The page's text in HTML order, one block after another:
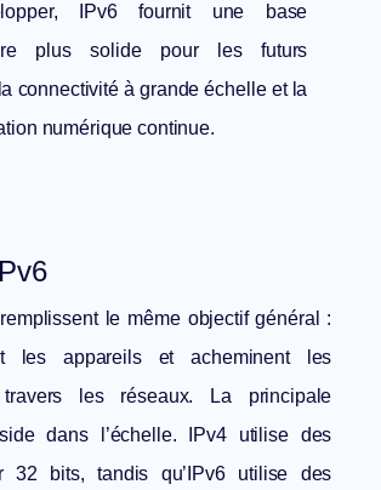
IPv6 fournit une base
plus solide pour les futurs
connectivité à grande échelle et la
numérique continue.
le même objectif général :
les appareils et acheminent les
les réseaux. La principale
dans l’échelle. IPv4 utilise des
32 bits, tandis qu’IPv6 utilise des